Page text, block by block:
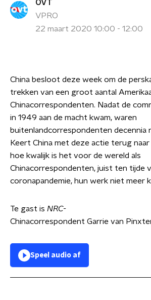
OVT
VPRO
22 maart 2020 10:00 - 12:00
China besloot deze week om de
trekken van een groot aantal
Chinacorrespondenten. Nadat de
in 1949 aan de macht kwam, waren
buitenlandcorrespondenten decennia
Keert China met deze actie terug naar
hoe kwalijk is het voor de wereld als
Chinacorrespondenten, juist ten tijde
coronapandemie, hun werk niet meer
Te gast is NRC-
Chinacorrespondent Garrie van
Speel audio af